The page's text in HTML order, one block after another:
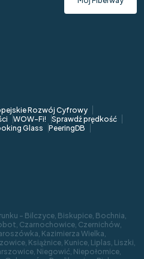
Rozwój Cyfrowy
WOW-Fi!
Sprawdź prędkość
Glass
PeeringDB
- Bilczyce, Biskupice, Bochnia,
Czarnochowice, Czernichów,
Kazimierza Wielka,
Książnice, Kunice, Liplas, Liszki,
Niegowić, Niepołomice,